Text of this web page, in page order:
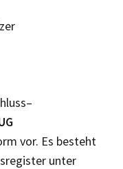
vor. Es besteht
unter